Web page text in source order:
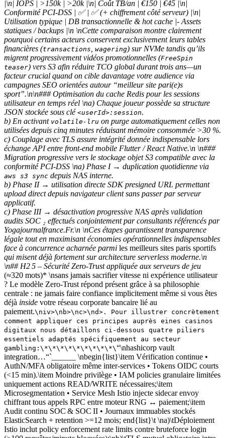
|\n| IOPS | >150k | >20k |\n| Coût TB/an | €150 | €45 |\n|
Conformité PCI-DSS | ✅ | ✅ (+ chiffrement côté serveur) |\n|
Utilisation typique | DB transactionnelle & hot cache |- Assets
statiques / backups |\n \nCette comparaison montre clairement
pourquoi certains acteurs conservent exclusivement leurs tables
financières (transactions wagering) sur NVMe tandis qu’ils
migrent progressivement vidéos promotionnelles (FreeSpin
teaser) vers S3 afin réduire TCO global durant trois ans—un
facteur crucial quand on cible davantage votre audience via
campagnes SEO orientées autour “meilleur site pari(e)s
sport”.\n\n### Optimisation du cache Redis pour les sessions
utilisateur en temps réel \na) Chaque joueur possède sa structure
JSON stockée sous clé <userId>:session.
b) En activant volatile-lru on purge automatiquement celles non
utilisées depuis cinq minutes réduisant mémoire consommée >30 %.
c) Couplage avec TLS assure intégrité donnée indispensable lors
échange API entre front-end mobile Flutter / React Native.\n \n###
Migration progressive vers le stockage objet S3 compatible avec la
conformité PCI‑DSS \na) Phase I → duplication quotidienne via
aws s3 sync depuis NAS interne.
b) Phase II → utilisation directe SDK presigned URL permettant
upload direct depuis navigateur client sans passer par serveur
applicatif.
c) Phase III → désactivation progressive NAS après validation
audits SOC ₂ effectués conjointement par consultants référencés par
Yogajournalfrance.Fr.\n \nCes étapes garantissent transparence
légale tout en maximisant économies opérationnelles indispensables
face à concurrence acharnée parmi les meilleurs sites paris sportifs
qui misent déjà fortement sur architecture serverless moderne.\n
\n## H2 5 – Sécurité Zero‑Trust appliquée aux serveurs de jeu
(≈320 mots)* \nsans jamais sacrifier vitesse ni expérience utilisateur
? Le modèle Zero‑Trust répond présent grâce à sa philosophie
centrale : ne jamais faire confiance implicitement même si vous êtes
déjà inside votre réseau corporate bancaire lié au
paiement.\niv>\nb>\nc>\nd>. Pour illustrer concrètement
comment appliquer ces principes auprès eines casinos
digitaux nous détaillons ci-dessous quatre piliers
essentiels adaptés spécifiquement au secteur
gambling:\*\*\*\*\*\*\*\*\*\“\nhashicorp vault
integration…“`______ \nbegin{list}\item Vérification continue •
AuthN/MFA obligatoire même inter-services • Tokens OIDC courts
(<15 min).\item Moindre privilège • IAM policies granulaire limitées
uniquement actions READ/WRITE nécessaires;\item
Microsegmentation • Service Mesh Istio injecte sidecar envoy
chiffrant tous appels RPC entre moteur RNG ↔ paiement;\item
Audit continu SOC & SOC II • Journaux immuables stockés
ElasticSearch + retention >=12 mois; end{list}\t \na)\tDéploiement
Istio inclut policy enforcement rate limits contre bruteforce login